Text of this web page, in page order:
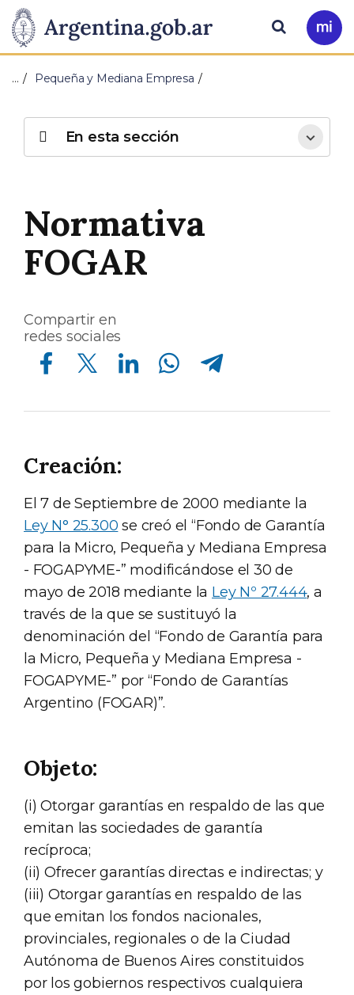
Presidencia
de
Nación
Pasar al contenido principal
Ir
a
Buscar
… Pequeña y Mediana Empresa
Normativa
FOGAR
Compartir en
redes sociales
Compartir en Facebook Compartir en Twitter Compartir en Linkedin Compartir en Whatsapp Compartir en Telegram
Creación:
El 7 de Septiembre de 2000 mediante la
Ley N° 25.300 se creó el “Fondo de Garantía
para la Micro, Pequeña y Mediana Empresa
- FOGAPYME-” modificándose el 30 de
mayo de 2018 mediante la Ley Nº 27.444, a
través de la que se sustituyó la
denominación del “Fondo de Garantía para
la Micro, Pequeña y Mediana Empresa -
FOGAPYME-” por “Fondo de Garantías
Argentino (FOGAR)”.
Objeto:
(i) Otorgar garantías en respaldo de las que
emitan las sociedades de garantía
recíproca;
(ii) Ofrecer garantías directas e indirectas; y
(iii) Otorgar garantías en respaldo de las
que emitan los fondos nacionales,
provinciales, regionales o de la Ciudad
Autónoma de Buenos Aires constituidos
por los gobiernos respectivos cualquiera
En esta sección